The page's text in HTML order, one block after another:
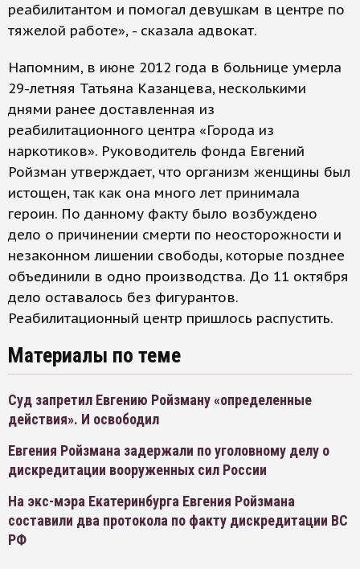
реабилитантом и помогал девушкам в центре по
тяжелой работе», - сказала адвокат.
Напомним, в июне 2012 года в больнице умерла
29-летняя Татьяна Казанцева, несколькими
днями ранее доставленная из
реабилитационного центра «Города из
наркотиков». Руководитель фонда Евгений
Ройзман утверждает, что организм женщины был
истощен, так как она много лет принимала
героин. По данному факту было возбуждено
дело о причинении смерти по неосторожности и
незаконном лишении свободы, которые позднее
объединили в одно производства. До 11 октября
дело оставалось без фигурантов.
Реабилитационный центр пришлось распустить.
Материалы по теме
Суд запретил Евгению Ройзману «определенные
действия». И освободил
Евгения Ройзмана задержали по уголовному делу о
дискредитации вооруженных сил России
На экс-мэра Екатеринбурга Евгения Ройзмана
составили два протокола по факту дискредитации ВС
РФ